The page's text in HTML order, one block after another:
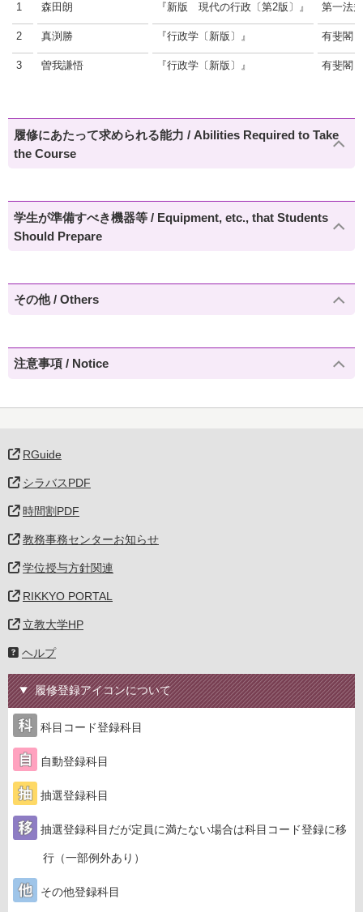
1 森田朗 『新版 現代の行政〔第2版〕』 第一法規
2 真渕勝 『行政学〔新版〕』 有斐閣
3 曽我謙悟 『行政学〔新版〕』 有斐閣
履修にあたって求められる能力 / Abilities Required to Take
the Course
学生が準備すべき機器等 / Equipment, etc., that Students
Should Prepare
その他 / Others
注意事項 / Notice
RGuide
シラバスPDF
時間割PDF
教務事務センターお知らせ
学位授与方針関連
RIKKYO PORTAL
立教大学HP
ヘルプ
履修登録アイコンについて
科目コード登録科目
自動登録科目
抽選登録科目
抽選登録科目だが定員に満たない場合は科目コード登録に移
行（一部例外あり）
その他登録科目